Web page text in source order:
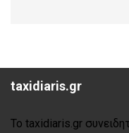
taxidiaris.gr
Το taxidiaris.gr